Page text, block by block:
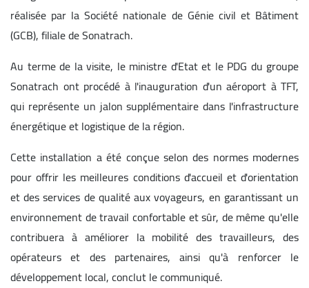
réalisée par la Société nationale de Génie civil et Bâtiment
(GCB), filiale de Sonatrach.
Au terme de la visite, le ministre d'Etat et le PDG du groupe
Sonatrach ont procédé à l'inauguration d'un aéroport à TFT,
qui représente un jalon supplémentaire dans l'infrastructure
énergétique et logistique de la région.
Cette installation a été conçue selon des normes modernes
pour offrir les meilleures conditions d'accueil et d'orientation
et des services de qualité aux voyageurs, en garantissant un
environnement de travail confortable et sûr, de même qu'elle
contribuera à améliorer la mobilité des travailleurs, des
opérateurs et des partenaires, ainsi qu'à renforcer le
développement local, conclut le communiqué.